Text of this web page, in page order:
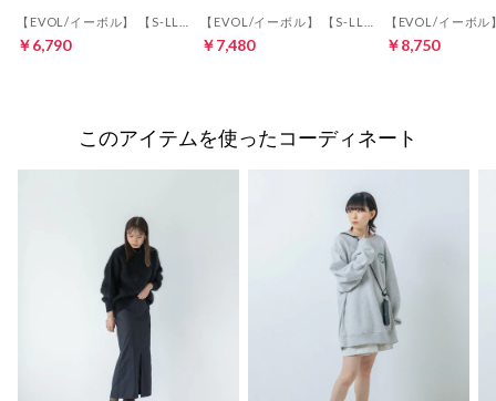
￥6,790 ￥7,480 ￥8,750
このアイテムを使ったコーディネート